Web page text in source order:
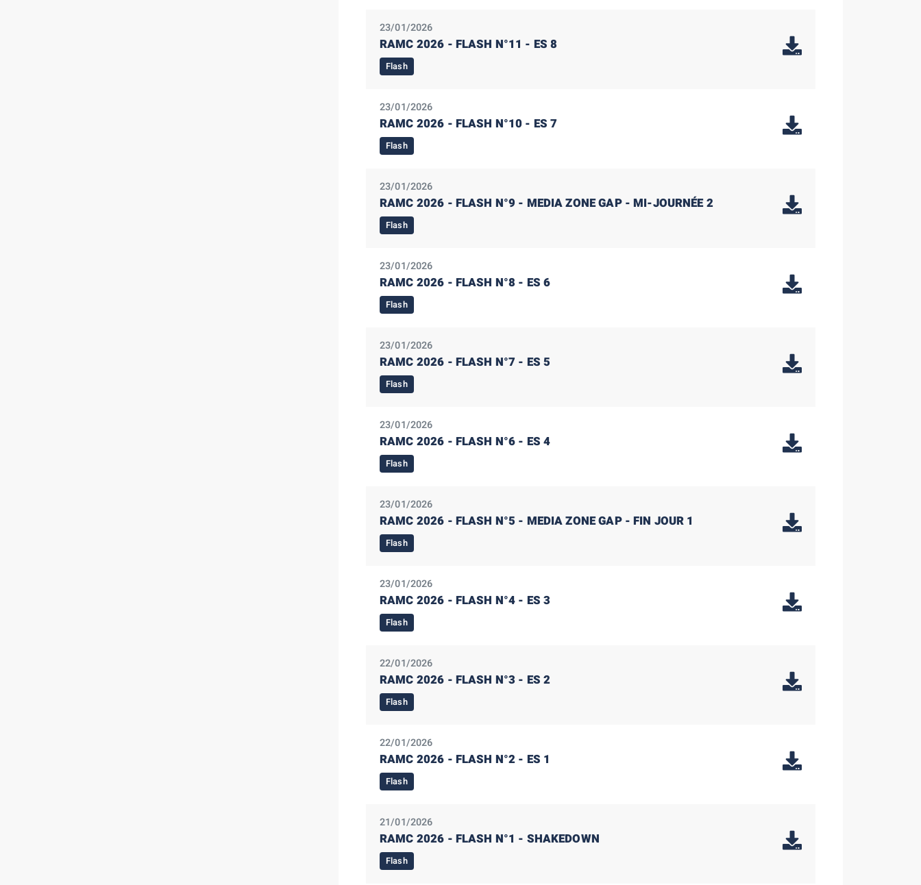
23/01/2026
RAMC 2026 - FLASH N°11 - ES 8
Flash
23/01/2026
RAMC 2026 - FLASH N°10 - ES 7
Flash
23/01/2026
RAMC 2026 - FLASH N°9 - MEDIA ZONE GAP - MI-JOURNÉE 2
Flash
23/01/2026
RAMC 2026 - FLASH N°8 - ES 6
Flash
23/01/2026
RAMC 2026 - FLASH N°7 - ES 5
Flash
23/01/2026
RAMC 2026 - FLASH N°6 - ES 4
Flash
23/01/2026
RAMC 2026 - FLASH N°5 - MEDIA ZONE GAP - FIN JOUR 1
Flash
23/01/2026
RAMC 2026 - FLASH N°4 - ES 3
Flash
22/01/2026
RAMC 2026 - FLASH N°3 - ES 2
Flash
22/01/2026
RAMC 2026 - FLASH N°2 - ES 1
Flash
21/01/2026
RAMC 2026 - FLASH N°1 - SHAKEDOWN
Flash